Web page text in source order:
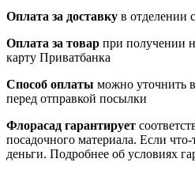
Оплата за доставку в отделении
Оплата за товар при получении
карту Приватбанка
Способ оплаты можно уточнить
перед отправкой посылки
Флорасад гарантирует
посадочного материала. Если
деньги. Подробнее об условиях